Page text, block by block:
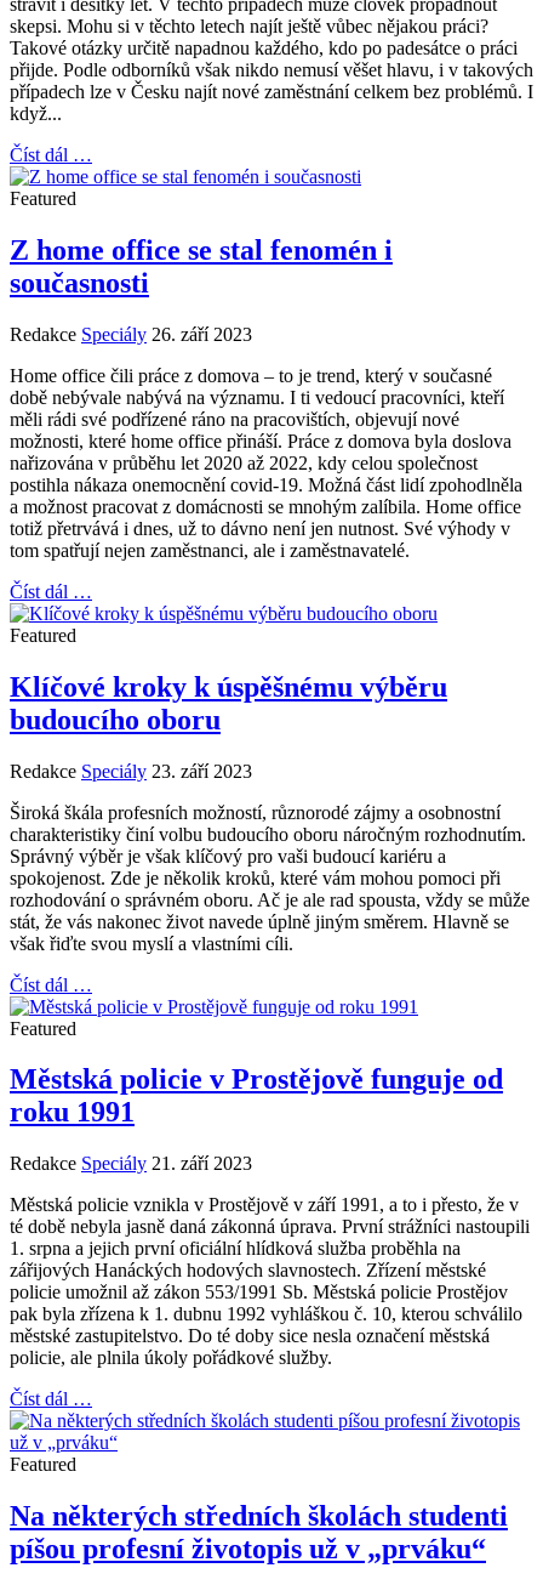
strávit i desítky let. V těchto případech může člověk propadnout
skepsi. Mohu si v těchto letech najít ještě vůbec nějakou práci?
Takové otázky určitě napadnou každého, kdo po padesátce o práci
přijde. Podle odborníků však nikdo nemusí věšet hlavu, i v takových
případech lze v Česku najít nové zaměstnání celkem bez problémů. I
když...
Číst dál …
Featured
Z home office se stal fenomén i
současnosti
Redakce Speciály 26. září 2023
Home office čili práce z domova – to je trend, který v současné
době nebývale nabývá na významu. I ti vedoucí pracovníci, kteří
měli rádi své podřízené ráno na pracovištích, objevují nové
možnosti, které home office přináší. Práce z domova byla doslova
nařizována v průběhu let 2020 až 2022, kdy celou společnost
postihla nákaza onemocnění covid-19. Možná část lidí zpohodlněla
a možnost pracovat z domácnosti se mnohým zalíbila. Home office
totiž přetrvává i dnes, už to dávno není jen nutnost. Své výhody v
tom spatřují nejen zaměstnanci, ale i zaměstnavatelé.
Číst dál …
Featured
Klíčové kroky k úspěšnému výběru
budoucího oboru
Redakce Speciály 23. září 2023
Široká škála profesních možností, různorodé zájmy a osobnostní
charakteristiky činí volbu budoucího oboru náročným rozhodnutím.
Správný výběr je však klíčový pro vaši budoucí kariéru a
spokojenost. Zde je několik kroků, které vám mohou pomoci při
rozhodování o správném oboru. Ač je ale rad spousta, vždy se může
stát, že vás nakonec život navede úplně jiným směrem. Hlavně se
však řiďte svou myslí a vlastními cíli.
Číst dál …
Featured
Městská policie v Prostějově funguje od
roku 1991
Redakce Speciály 21. září 2023
Městská policie vznikla v Prostějově v září 1991, a to i přesto, že v
té době nebyla jasně daná zákonná úprava. První strážníci nastoupili
1. srpna a jejich první oficiální hlídková služba proběhla na
zářijových Hanáckých hodových slavnostech. Zřízení městské
policie umožnil až zákon 553/1991 Sb. Městská policie Prostějov
pak byla zřízena k 1. dubnu 1992 vyhláškou č. 10, kterou schválilo
městské zastupitelstvo. Do té doby sice nesla označení městská
policie, ale plnila úkoly pořádkové služby.
Číst dál …
Featured
Na některých středních školách studenti
píšou profesní životopis už v „prváku“